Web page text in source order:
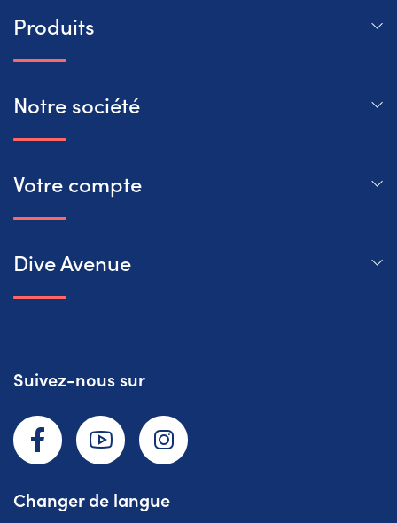
Produits
Notre société
Votre compte
Dive Avenue
Suivez-nous sur
Changer de langue